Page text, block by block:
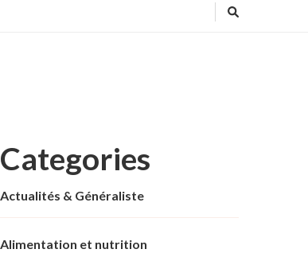
Categories
Actualités & Généraliste
Alimentation et nutrition